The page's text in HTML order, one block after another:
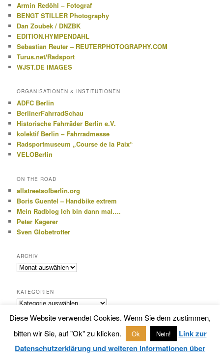
Armin Redöhl – Fotograf
BENGT STILLER Photography
Dan Zoubek / DNZBK
EDITION.HYMPENDAHL
Sebastian Reuter – REUTERPHOTOGRAPHY.COM
Turus.net/Radsport
WJST.DE IMAGES
ORGANISATIONEN & INSTITUTIONEN
ADFC Berlin
BerlinerFahrradSchau
Historische Fahrräder Berlin e.V.
kolektif Berlin – Fahrradmesse
Radsportmuseum „Course de la Paix“
VELOBerlin
ON THE ROAD
allstreetsofberlin.org
Boris Guentel – Handbike extrem
Mein Radblog Ich bin dann mal….
Peter Kagerer
Sven Globetrotter
ARCHIV
Archiv
KATEGORIEN
Kategorien
Datenschutzerklärung Stolz präsentiert von WordPress
Diese Website verwendet Cookies. Wenn Sie dem zustimmen,
bitten wir Sie, auf "Ok" zu klicken.
Ok Nein!
Link zur
Datenschutzerklärung und weiteren Informationen über